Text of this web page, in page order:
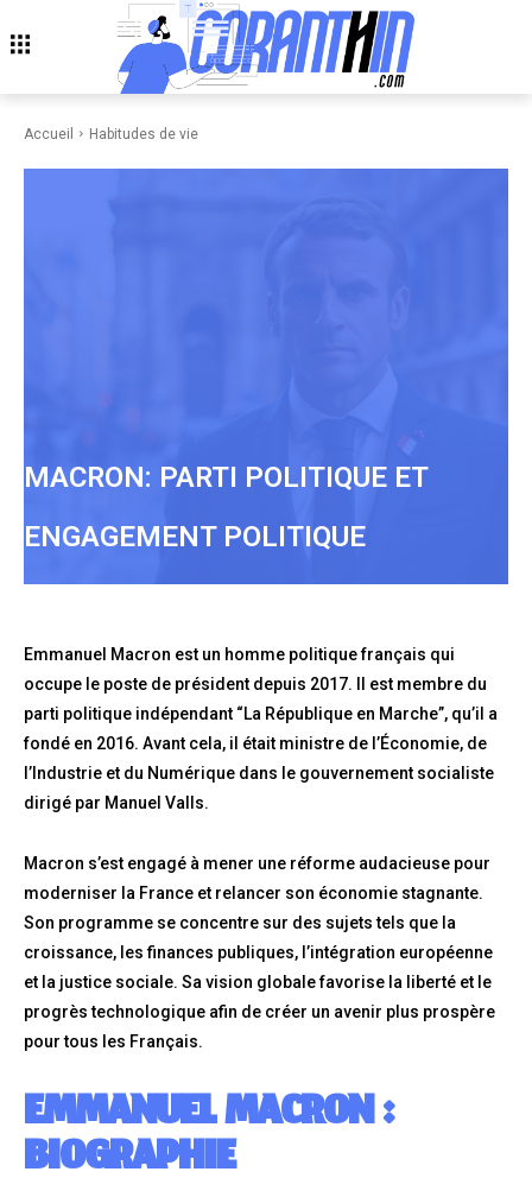
Accueil Habitudes de vie
MACRON: PARTI POLITIQUE ET
ENGAGEMENT POLITIQUE
Emmanuel Macron est un homme politique français qui
occupe le poste de président depuis 2017. Il est membre du
parti politique indépendant “La République en Marche”, qu’il a
fondé en 2016. Avant cela, il était ministre de l’Économie, de
l’Industrie et du Numérique dans le gouvernement socialiste
dirigé par Manuel Valls.
Macron s’est engagé à mener une réforme audacieuse pour
moderniser la France et relancer son économie stagnante.
Son programme se concentre sur des sujets tels que la
croissance, les finances publiques, l’intégration européenne
et la justice sociale. Sa vision globale favorise la liberté et le
progrès technologique afin de créer un avenir plus prospère
pour tous les Français.
EMMANUEL MACRON :
BIOGRAPHIE